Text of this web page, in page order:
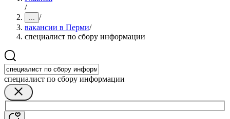
/
... /
вакансии в Перми/
специалист по сбору информации
специалист по сбору информации